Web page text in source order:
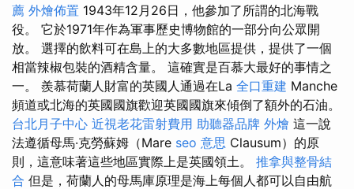
薦 外燴佈置 1943年12月26日，他參加了所謂的北海戰
役。 它於1971年作為軍事歷史博物館的一部分向公眾開
放。 選擇的飲料可在島上的大多數地區提供，提供了一個
相當辣椒包裝的酒精含量。 這確實是百慕大最好的事情之
一。 羨慕荷蘭人財富的英國人通過在La 全口重建 Manche
頻道或北海的英國國旗歡迎英國國旗來傾倒了額外的石油。
台北月子中心 近視老花雷射費用 助聽器品牌 外燴 這一說
法遵循母馬·克勞蘇姆（Mare seo 意思 Clausum）的原
則，這意味著這些地區實際上是英國領土。 推拿與整骨結
合 但是，荷蘭人的母馬庫原理是海上每個人都可以自由航